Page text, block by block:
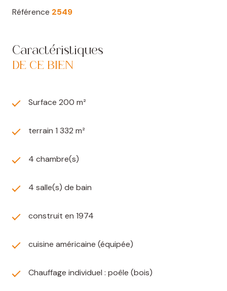
Référence 2549
Caractéristiques
DE CE BIEN
Surface 200 m²
terrain 1 332 m²
4 chambre(s)
4 salle(s) de bain
construit en 1974
cuisine américaine (équipée)
Chauffage individuel : poêle (bois)